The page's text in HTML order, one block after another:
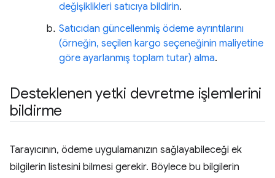
değişiklikleri satıcıya bildirin.
Satıcıdan güncellenmiş ödeme ayrıntılarını
(örneğin, seçilen kargo seçeneğinin maliyetine
göre ayarlanmış toplam tutar) alma.
Desteklenen yetki devretme işlemlerini
bildirme
Tarayıcının, ödeme uygulamanızın sağlayabileceği ek
bilgilerin listesini bilmesi gerekir. Böylece bu bilgilerin